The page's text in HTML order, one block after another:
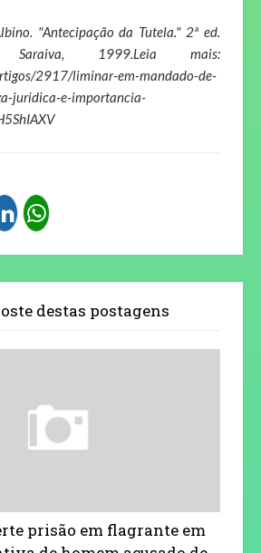
"Antecipação da Tutela." 2ª ed.
1999.Leia mais:
2917/liminar-em-mandado-de-
juridica-e-importancia-
destas postagens
prisão em flagrante em